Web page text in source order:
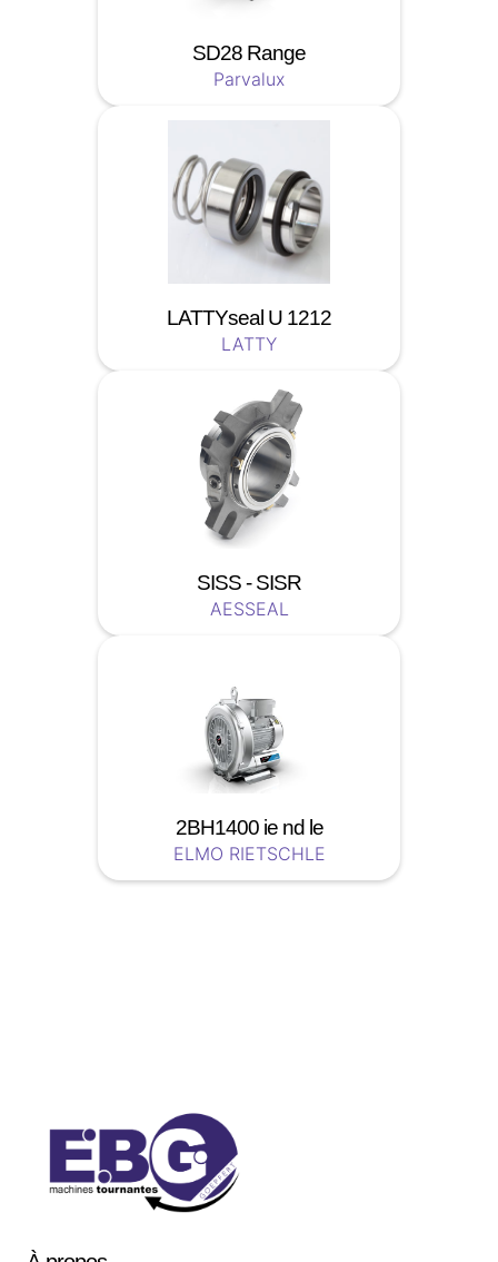
SD28 Range
Parvalux
LATTYseal U 1212
LATTY
SISS - SISR
AESSEAL
2BH1400 ie nd le
ELMO RIETSCHLE